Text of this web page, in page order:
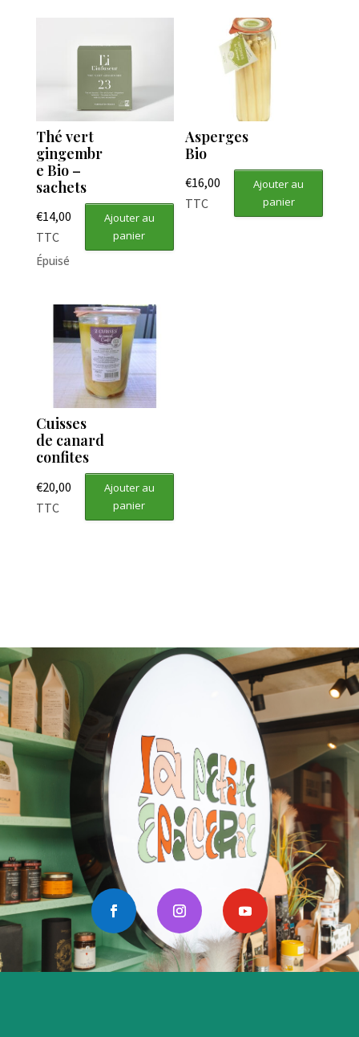
Thé vert
gingembr
e Bio –
sachets
€14,00
TTC
Ajouter au
panier
Épuisé
Asperges
Bio
€16,00
TTC
Ajouter au
panier
Cuisses
de canard
confites
€20,00
TTC
Ajouter au
panier